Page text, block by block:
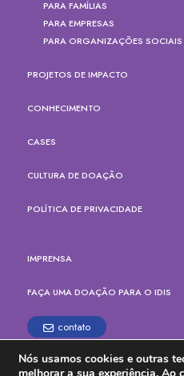
PARA FAMÍLIAS
PARA EMPRESAS
PARA ORGANIZAÇÕES SOCIAIS
PROJETOS DE IMPACTO
CONHECIMENTO
CASES
CULTURA DE DOAÇÃO
POLÍTICA DE PRIVACIDADE
IMPRENSA
FAÇA UMA DOAÇÃO PARA O IDIS
contato
Nós usamos cookies e outras